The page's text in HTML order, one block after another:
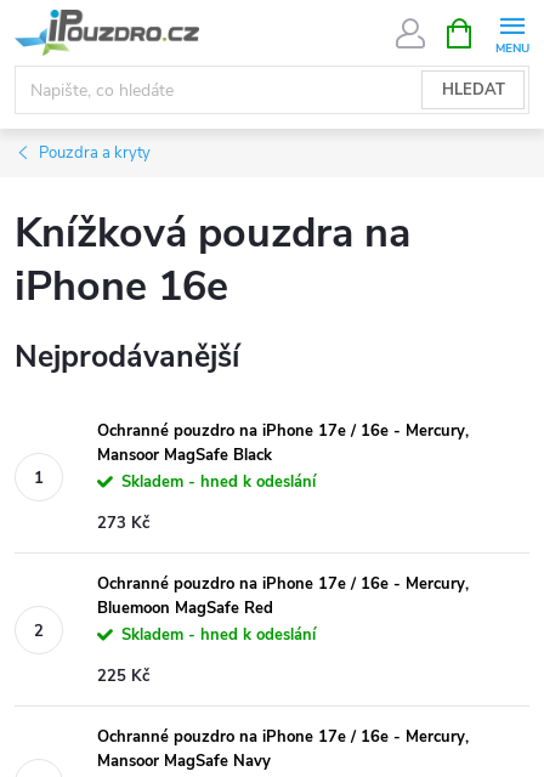
na
obsah
HLEDAT
NÁKUPNÍ
KOŠÍK
Pouzdra a kryty
Knížková pouzdra na
iPhone 16e
Nejprodávanější
Ochranné pouzdro na iPhone 17e / 16e - Mercury,
Mansoor MagSafe Black
Skladem - hned k odeslání
273 Kč
Ochranné pouzdro na iPhone 17e / 16e - Mercury,
Bluemoon MagSafe Red
Skladem - hned k odeslání
225 Kč
Ochranné pouzdro na iPhone 17e / 16e - Mercury,
Mansoor MagSafe Navy